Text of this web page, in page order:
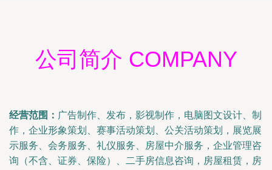
公司简介 COMPANY
经营范围： 广告制作、发布，影视制作，电脑图文设计、制
作，企业形象策划、赛事活动策划、公关活动策划，展览展
示服务、会务服务、礼仪服务、房屋中介服务，企业管理咨
询（不含、证券、保险）、二手房信息咨询，房屋租赁，房